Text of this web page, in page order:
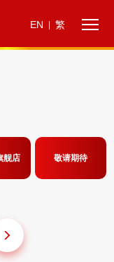
EN 繁
舰店 敬请期待